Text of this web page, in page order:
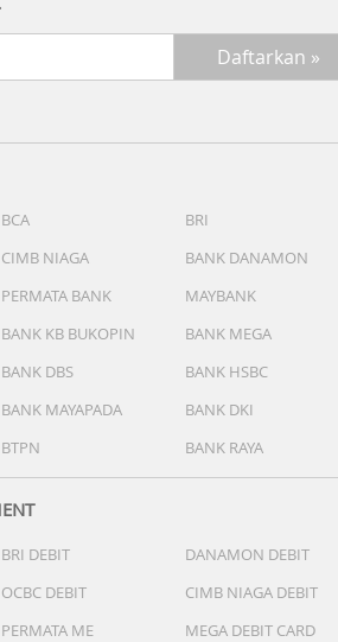
luarnya (atas dan bawah)
kecil untuk memastikan sirkulasi
bagian tengah memiliki sirkulasi
Kesehatan:
35").
- 44")
BCA
BRI
CIMB NIAGA
BANK DANAMON
PERMATA BANK
MAYBANK
BANK KB BUKOPIN
BANK MEGA
BANK DBS
BANK HSBC
BANK MAYAPADA
BANK DKI
BTPN BANK RAYA
BRI DEBIT
DANAMON DEBIT
OCBC DEBIT
CIMB NIAGA DEBIT
PERMATA ME
MEGA DEBIT CARD